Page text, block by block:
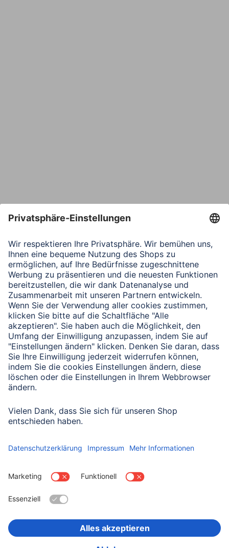
Verbleibende Zeichen: 1000/ 1000
Senden
Mit Absenden des Formulars bestätigen Sie, dass Sie unsere
Datenschutzbestimmungen zur Formulardatenverarbeitung zur
Datenschutz
Land wählen
Datenschutz